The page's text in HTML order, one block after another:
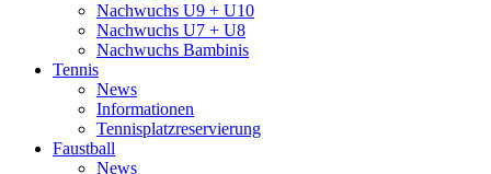
Nachwuchs U9 + U10
Nachwuchs U7 + U8
Nachwuchs Bambinis
Tennis
News
Informationen
Tennisplatzreservierung
Faustball
News